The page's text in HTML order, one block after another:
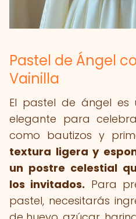
Pastel de Ángel
Vainilla
El pastel de ángel es
elegante para
como bautizos y
textura ligera y
un postre celestial
los invitados. Para
pastel, necesitarás